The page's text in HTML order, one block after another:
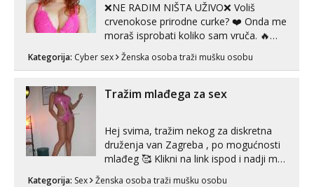
❌NE RADIM NIŠTA UŽIVO❌ Voliš
crvenokose prirodne curke? ❤️ Onda me
moraš isprobati koliko sam vruča.‎ ️‍🔥
MLADA vražica koja ima 100%
prorodne grudi, 💦 Misli su mi uvijek
U mojoj raznolikoj ponudi možeš
pranaći nešto po svojoj mjeri. Sexi videa
Kategorija: Cyber sex Ženska osoba traži mušku osobu
Tražim mlađega za sex
Hej svima, tražim nekog za diskretna
druženja van Zagreba , po mogućnosti
mlađeg 🥰 Klikni na link ispod i nadji me
Kategorija: Sex Ženska osoba traži mušku osobu